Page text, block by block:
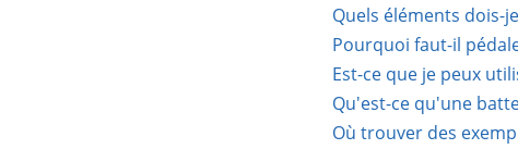
Quels éléments dois-
Pourquoi faut-il
Est-ce que je peux
Qu'est-ce qu'une
Où trouver des